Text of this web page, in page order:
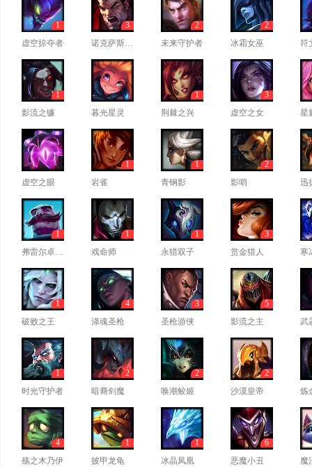
虚空掠夺者
1
诺克萨斯之手
3
未来守护者
2
冰霜女巫
2
符
影流之镰
1
暮光星灵
荆棘之兴
1
虚空之女
3
星
虚空之眼 岩雀
1
青钢影
1
影哨
2
迅
弗雷尔卓德之心
1
戏命师
1
永猎双子
1
赏金猎人
3
寒
破败之王
1
涤魂圣枪
4
圣枪游侠
3
影流之主
5
武
时光守护者
1
暗裔剑魔
2
唤潮鲛姬
2
沙漠皇帝
2
炼
殇之木乃伊
4
披甲龙龟
1
冰晶凤凰
1
恶魔小丑
6
魔